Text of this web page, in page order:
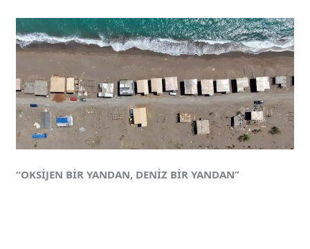
“OKSİJEN BİR YANDAN, DENİZ BİR YANDAN”